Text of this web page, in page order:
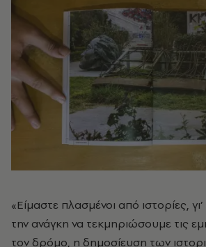
«Είμαστε πλασμένοι από ιστορίες,
την ανάγκη να τεκμηριώσουμε τις
τον δρόμο, η δημοσίευση των